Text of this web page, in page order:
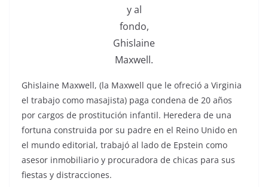
y al
fondo,
Ghislaine
Maxwell.
Ghislaine Maxwell, (la Maxwell que le ofreció a Virginia
el trabajo como masajista) paga condena de 20 años
por cargos de prostitución infantil. Heredera de una
fortuna construida por su padre en el Reino Unido en
el mundo editorial, trabajó al lado de Epstein como
asesor inmobiliario y procuradora de chicas para sus
fiestas y distracciones.